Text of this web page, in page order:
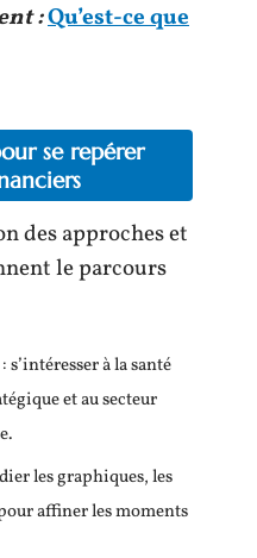
:Qu’est-ce que
se repérer
des approches et
le parcours
: s’intéresser à la santé
et au secteur
les graphiques, les
affiner les moments